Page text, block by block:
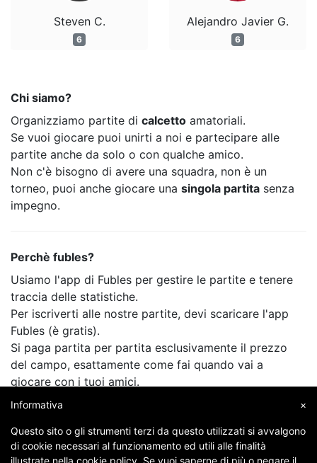
Steven C.
6
Alejandro Javier G.
6
Chi siamo?
Organizziamo partite di calcetto amatoriali.
Se vuoi giocare puoi unirti a noi e partecipare alle
partite anche da solo o con qualche amico.
Non c'è bisogno di avere una squadra, non è un
torneo, puoi anche giocare una singola partita senza
impegno.
Perchè fubles?
Usiamo l'app di Fubles per gestire le partite e tenere
traccia delle statistiche.
Per iscriverti alle nostre partite, devi scaricare l'app
Fubles (è gratis).
Si paga partita per partita esclusivamente il prezzo
del campo, esattamente come fai quando vai a
giocare con i tuoi amici.
×
Informativa
Questo sito o gli strumenti terzi da questo utilizzati si avvalgono
di cookie necessari al funzionamento ed utili alle finalità
illustrate nella cookie policy. Se vuoi saperne di più o negare il